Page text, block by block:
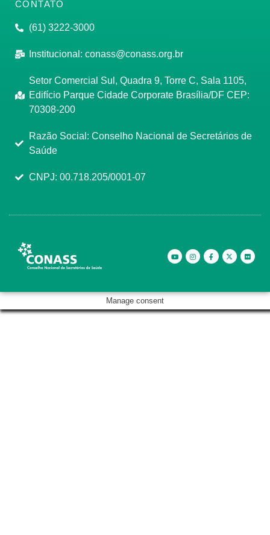
CONTATO
(61) 3222-3000
Institucional: conass@conass.org.br
Setor Comercial Sul, Quadra 9, Torre C, Sala 1105,
Edifício Parque Cidade Corporate Brasília/DF CEP:
70308-200
Razão Social: Conselho Nacional de Secretários de
Saúde
CNPJ: 00.718.205/0001-07
Manage consent